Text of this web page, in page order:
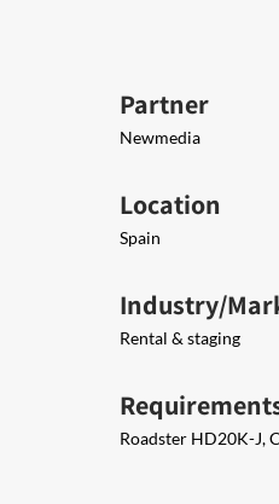
Partner
Newmedia
Location
Spain
Industry/
Rental & staging
Roadster HD20K-J,